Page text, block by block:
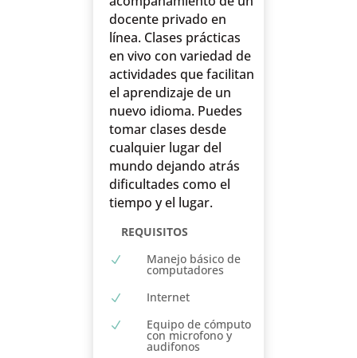
docente privado en
línea. Clases prácticas
en vivo con variedad de
actividades que facilitan
el aprendizaje de un
nuevo idioma. Puedes
tomar clases desde
cualquier lugar del
mundo dejando atrás
dificultades como el
tiempo y el lugar.
REQUISITOS
N Manejo básico de
computadores
N Internet
N Equipo de cómputo
con microfono y
audifonos